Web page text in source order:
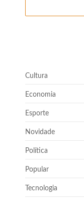
Cultura
Economia
Esporte
Novidade
Política
Popular
Tecnologia